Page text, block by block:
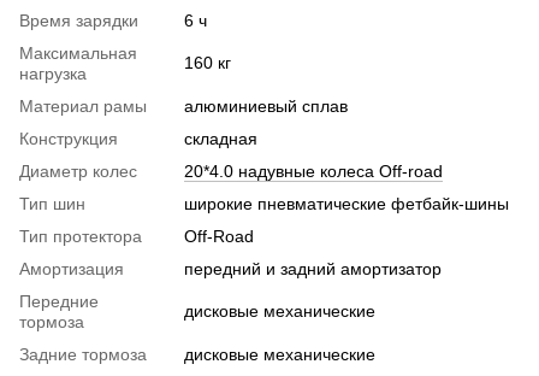
Время зарядки
6 ч
Максимальная
нагрузка
160 кг
Материал рамы
алюминиевый сплав
Конструкция
складная
Диаметр колес
20*4.0 надувные колеса Off-road
Тип шин
широкие пневматические фетбайк-шины
Тип протектора
Off-Road
Амортизация
передний и задний амортизатор
Передние
тормоза
дисковые механические
Задние тормоза
дисковые механические